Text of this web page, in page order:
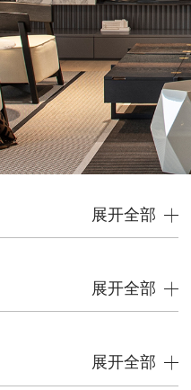
展开全部
展开全部
展开全部